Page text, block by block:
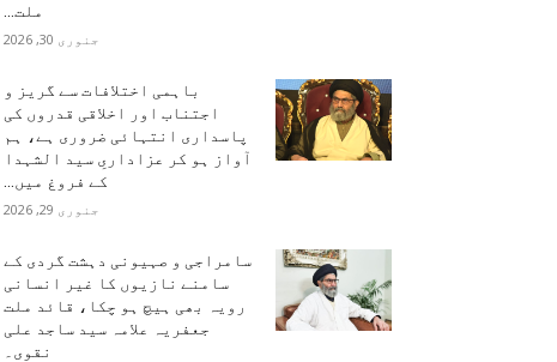
ملت...
جنوری 30, 2026
باہمی اختلافات سے گریز و
اجتناب اور اخلاقی قدروں کی
پاسداری انتہائی ضروری ہے، ہم
آواز ہو کر عزاداریِ سید الشہدا
کے فروغ میں...
جنوری 29, 2026
سامراجی و صہیونی دہشت گردی کے
سامنے نازیوں کا غیر انسانی
رویہ بھی ہیچ ہو چکا، قائد ملت
جعفریہ علامہ سید ساجد علی
نقوی۔